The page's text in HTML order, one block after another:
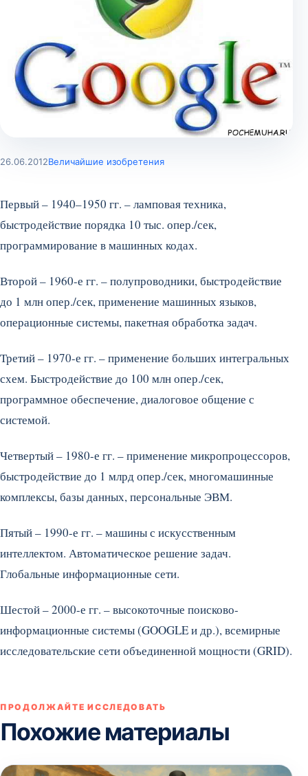
26.06.2012Величайшие изобретения
Первый – 1940–1950 гг. – ламповая техника,
быстродействие порядка 10 тыс. опер./сек,
программирование в машинных кодах.
Второй – 1960-е гг. – полупроводники, быстродействие
до 1 млн опер./сек, применение машинных языков,
операционные системы, пакетная обработка задач.
Третий – 1970-е гг. – применение больших интегральных
схем. Быстродействие до 100 млн опер./сек,
программное обеспечение, диалоговое общение с
системой.
Четвертый – 1980-е гг. – применение микропроцессоров,
быстродействие до 1 млрд опер./сек, многомашинные
комплексы, базы данных, персональные ЭВМ.
Пятый – 1990-е гг. – машины с искусственным
интеллектом. Автоматическое решение задач.
Глобальные информационные сети.
Шестой – 2000-е гг. – высокоточные поисково-
информационные системы (GOOGLE и др.), всемирные
исследовательские сети объединенной мощности (GRID).
ПРОДОЛЖАЙТЕ ИССЛЕДОВАТЬ
Похожие материалы